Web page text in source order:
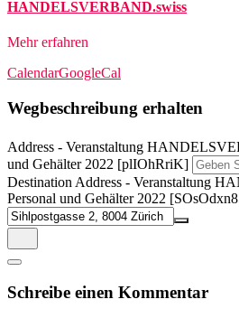
HANDELSVERBAND.swiss
Mehr erfahren
CalendarGoogleCal
Wegbeschreibung erhalten
Address - Veranstaltung
und Gehälter 2022 [plIOhRriK]
Destination Address - Veranstaltung
Personal und Gehälter 2022
Schreibe einen Kommentar